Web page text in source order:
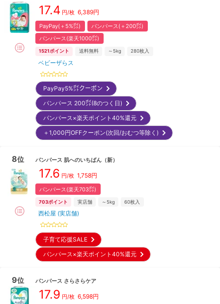
17.4 円/枚 6,389円
PayPay(＋5%㌽)
パンパース(＋200㌽)
パンパース(楽天1000㌽)
1521ポイント 送料無料 ～5kg 280枚入
ベビーザらス
PayPay5%㌽クーポン
パンパース 200㌽(8のつく日)
パンパース×楽天ポイント40%還元
＋1,000円OFFクーポン(次回/おむつ等除く)
8位 パンパース 肌へのいちばん （新）
17.6 円/枚 1,758円
パンパース(楽天703㌽)
703ポイント 実店舗 ～5kg 60枚入
西松屋 (実店舗)
子育て応援SALE
パンパース×楽天ポイント40%還元
9位 パンパース さらさらケア
17.9 円/枚 6,598円